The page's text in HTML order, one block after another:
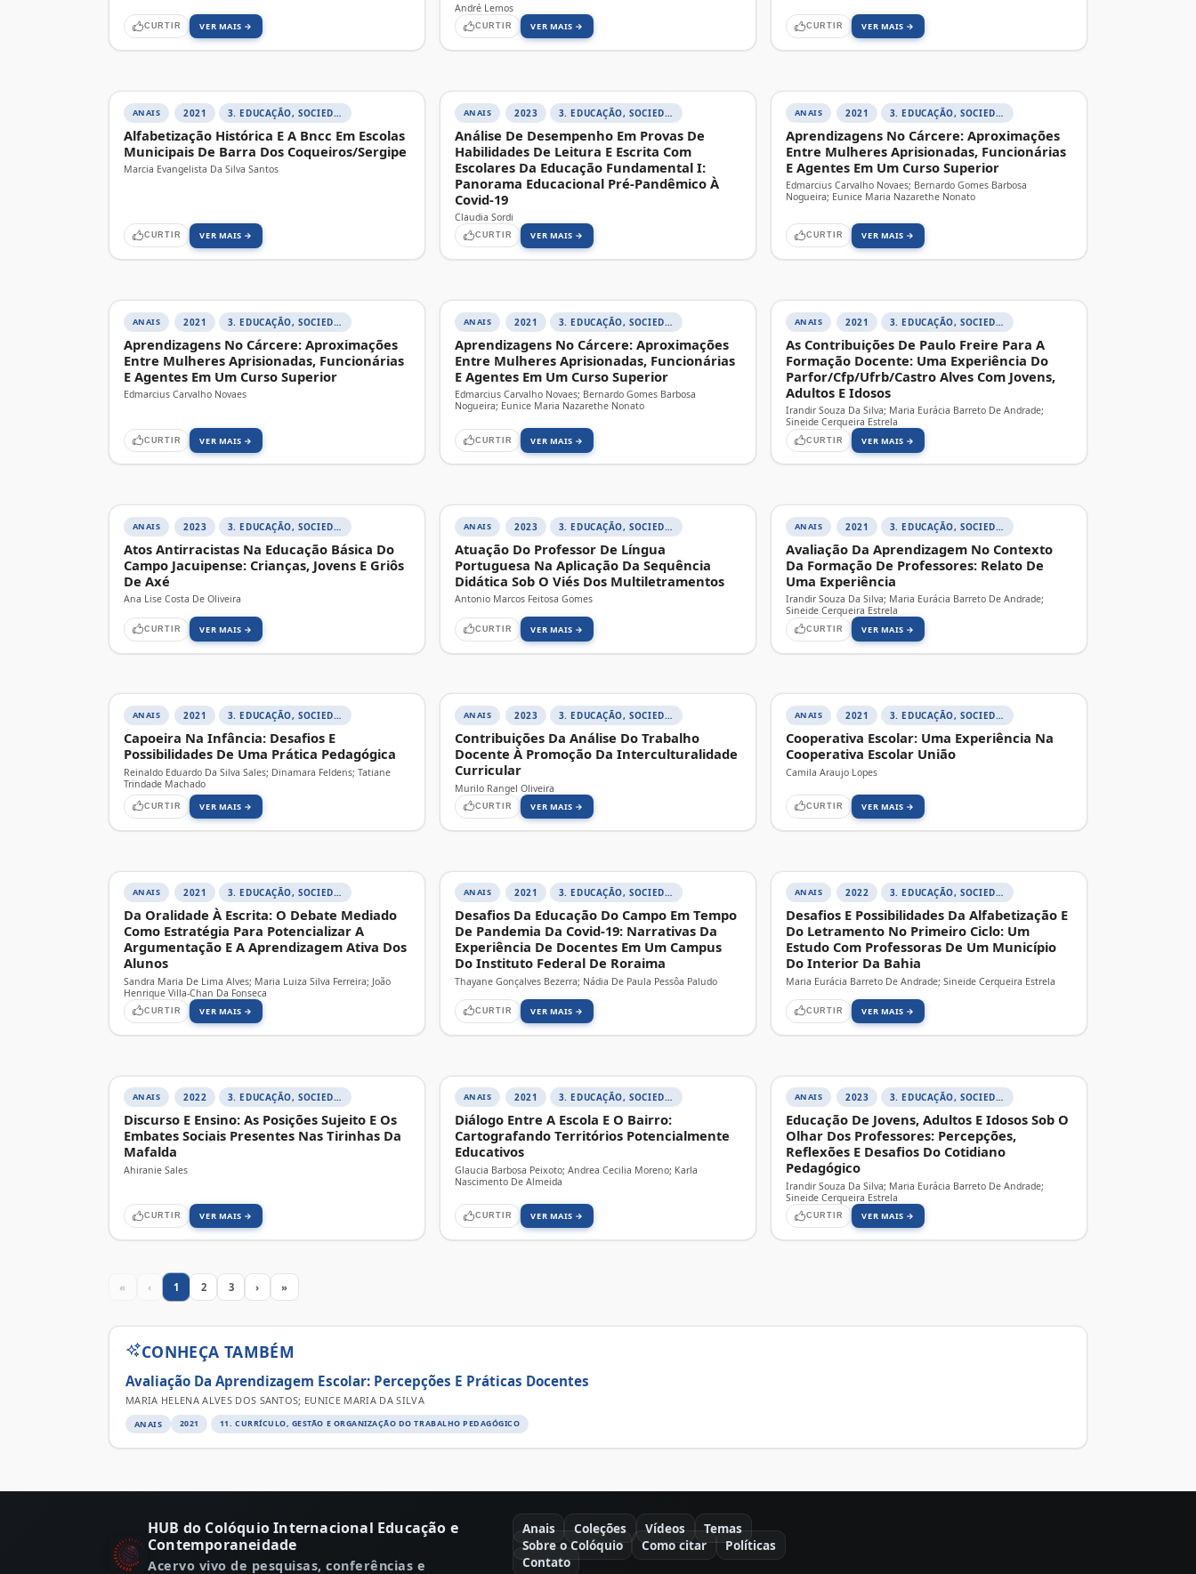
CURTIR VER MAIS →
André Lemos
CURTIR VER MAIS → CURTIR VER MAIS →
ANAIS 2021 3. EDUCAÇÃO, SOCIEDADE E PRÁTICAS EDUCATIVAS
Alfabetização Histórica E A Bncc Em Escolas
Municipais De Barra Dos Coqueiros/Sergipe
Marcia Evangelista Da Silva Santos
CURTIR VER MAIS →
ANAIS 2023 3. EDUCAÇÃO, SOCIEDADE E PRÁTICAS EDUCATIVAS
Análise De Desempenho Em Provas De
Habilidades De Leitura E Escrita Com
Escolares Da Educação Fundamental I:
Panorama Educacional Pré-Pandêmico À
Covid-19
Claudia Sordi
CURTIR VER MAIS →
ANAIS 2021 3. EDUCAÇÃO, SOCIEDADE E PRÁTICAS EDUCATIVAS
Aprendizagens No Cárcere: Aproximações
Entre Mulheres Aprisionadas, Funcionárias
E Agentes Em Um Curso Superior
Edmarcius Carvalho Novaes; Bernardo Gomes Barbosa
Nogueira; Eunice Maria Nazarethe Nonato
CURTIR VER MAIS →
ANAIS 2021 3. EDUCAÇÃO, SOCIEDADE E PRÁTICAS EDUCATIVAS
Aprendizagens No Cárcere: Aproximações
Entre Mulheres Aprisionadas, Funcionárias
E Agentes Em Um Curso Superior
Edmarcius Carvalho Novaes
CURTIR VER MAIS →
ANAIS 2021 3. EDUCAÇÃO, SOCIEDADE E PRÁTICAS EDUCATIVAS
Aprendizagens No Cárcere: Aproximações
Entre Mulheres Aprisionadas, Funcionárias
E Agentes Em Um Curso Superior
Edmarcius Carvalho Novaes; Bernardo Gomes Barbosa
Nogueira; Eunice Maria Nazarethe Nonato
CURTIR VER MAIS →
ANAIS 2021 3. EDUCAÇÃO, SOCIEDADE E PRÁTICAS EDUCATIVAS
As Contribuições De Paulo Freire Para A
Formação Docente: Uma Experiência Do
Parfor/Cfp/Ufrb/Castro Alves Com Jovens,
Adultos E Idosos
Irandir Souza Da Silva; Maria Eurácia Barreto De Andrade;
Sineide Cerqueira Estrela
CURTIR VER MAIS →
ANAIS 2023 3. EDUCAÇÃO, SOCIEDADE E PRÁTICAS EDUCATIVAS
Atos Antirracistas Na Educação Básica Do
Campo Jacuipense: Crianças, Jovens E Griôs
De Axé
Ana Lise Costa De Oliveira
CURTIR VER MAIS →
ANAIS 2023 3. EDUCAÇÃO, SOCIEDADE E PRÁTICAS EDUCATIVAS
Atuação Do Professor De Língua
Portuguesa Na Aplicação Da Sequência
Didática Sob O Viés Dos Multiletramentos
Antonio Marcos Feitosa Gomes
CURTIR VER MAIS →
ANAIS 2021 3. EDUCAÇÃO, SOCIEDADE E PRÁTICAS EDUCATIVAS
Avaliação Da Aprendizagem No Contexto
Da Formação De Professores: Relato De
Uma Experiência
Irandir Souza Da Silva; Maria Eurácia Barreto De Andrade;
Sineide Cerqueira Estrela
CURTIR VER MAIS →
ANAIS 2021 3. EDUCAÇÃO, SOCIEDADE E PRÁTICAS EDUCATIVAS
Capoeira Na Infância: Desafios E
Possibilidades De Uma Prática Pedagógica
Reinaldo Eduardo Da Silva Sales; Dinamara Feldens; Tatiane
Trindade Machado
CURTIR VER MAIS →
ANAIS 2023 3. EDUCAÇÃO, SOCIEDADE E PRÁTICAS EDUCATIVAS
Contribuições Da Análise Do Trabalho
Docente À Promoção Da Interculturalidade
Curricular
Murilo Rangel Oliveira
CURTIR VER MAIS →
ANAIS 2021 3. EDUCAÇÃO, SOCIEDADE E PRÁTICAS EDUCATIVAS
Cooperativa Escolar: Uma Experiência Na
Cooperativa Escolar União
Camila Araujo Lopes
CURTIR VER MAIS →
ANAIS 2021 3. EDUCAÇÃO, SOCIEDADE E PRÁTICAS EDUCATIVAS
Da Oralidade À Escrita: O Debate Mediado
Como Estratégia Para Potencializar A
Argumentação E A Aprendizagem Ativa Dos
Alunos
Sandra Maria De Lima Alves; Maria Luiza Silva Ferreira; João
Henrique Villa-Chan Da Fonseca
CURTIR VER MAIS →
ANAIS 2021 3. EDUCAÇÃO, SOCIEDADE E PRÁTICAS EDUCATIVAS
Desafios Da Educação Do Campo Em Tempo
De Pandemia Da Covid-19: Narrativas Da
Experiência De Docentes Em Um Campus
Do Instituto Federal De Roraima
Thayane Gonçalves Bezerra; Nádia De Paula Pessôa Paludo
CURTIR VER MAIS →
ANAIS 2022 3. EDUCAÇÃO, SOCIEDADE E PRÁTICAS EDUCATIVAS
Desafios E Possibilidades Da Alfabetização E
Do Letramento No Primeiro Ciclo: Um
Estudo Com Professoras De Um Município
Do Interior Da Bahia
Maria Eurácia Barreto De Andrade; Sineide Cerqueira Estrela
CURTIR VER MAIS →
ANAIS 2022 3. EDUCAÇÃO, SOCIEDADE E PRÁTICAS EDUCATIVAS
Discurso E Ensino: As Posições Sujeito E Os
Embates Sociais Presentes Nas Tirinhas Da
Mafalda
Ahiranie Sales
CURTIR VER MAIS →
ANAIS 2021 3. EDUCAÇÃO, SOCIEDADE E PRÁTICAS EDUCATIVAS
Diálogo Entre A Escola E O Bairro:
Cartografando Territórios Potencialmente
Educativos
Glaucia Barbosa Peixoto; Andrea Cecilia Moreno; Karla
Nascimento De Almeida
CURTIR VER MAIS →
ANAIS 2023 3. EDUCAÇÃO, SOCIEDADE E PRÁTICAS EDUCATIVAS
Educação De Jovens, Adultos E Idosos Sob O
Olhar Dos Professores: Percepções,
Reflexões E Desafios Do Cotidiano
Pedagógico
Irandir Souza Da Silva; Maria Eurácia Barreto De Andrade;
Sineide Cerqueira Estrela
CURTIR VER MAIS →
« ‹ 1 2 3 › »
CONHEÇA TAMBÉM
Avaliação Da Aprendizagem Escolar: Percepções E Práticas Docentes
MARIA HELENA ALVES DOS SANTOS; EUNICE MARIA DA SILVA
ANAIS 2021 11. CURRÍCULO, GESTÃO E ORGANIZAÇÃO DO TRABALHO PEDAGÓGICO
HUB do Colóquio Internacional Educação e
Contemporaneidade
Acervo vivo de pesquisas, conferências e
Anais Coleções Vídeos
Temas
Sobre o Colóquio
Como citar
Políticas
Contato